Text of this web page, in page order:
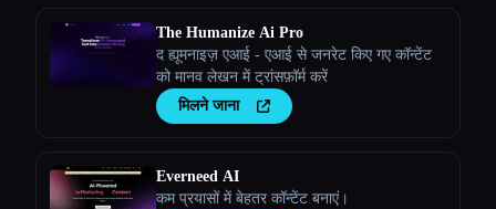
The Humanize Ai Pro
द ह्यूमनाइज़ एआई - एआई से जनरेट किए गए कॉन्टेंट
को मानव लेखन में ट्रांसफ़ॉर्म करें
मिलने जाना
Everneed AI
कम प्रयासों में बेहतर कॉन्टेंट बनाएं।